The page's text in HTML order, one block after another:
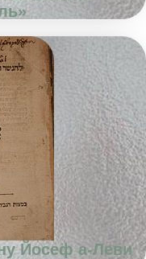
Йосеф а-Леви